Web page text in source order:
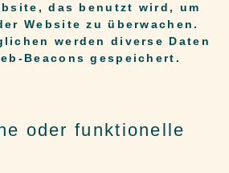
das benutzt wird, um
Website zu überwachen.
werden diverse Daten
Beacons gespeichert.
oder funktionelle